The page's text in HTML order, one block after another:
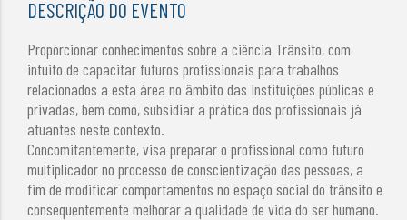
DESCRIÇÃO DO EVENTO
Proporcionar conhecimentos sobre a ciência Trânsito, com
intuito de capacitar futuros profissionais para trabalhos
relacionados a esta área no âmbito das Instituições públicas e
privadas, bem como, subsidiar a prática dos profissionais já
atuantes neste contexto.
Concomitantemente, visa preparar o profissional como futuro
multiplicador no processo de conscientização das pessoas, a
fim de modificar comportamentos no espaço social do trânsito e
consequentemente melhorar a qualidade de vida do ser humano.